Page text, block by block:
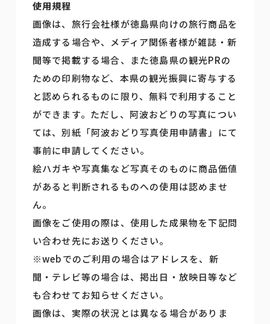
使用規程
画像は、旅行会社様が徳島県向けの旅行商品を
造成する場合や、メディア関係者様が雑誌・新
聞等で掲載する場合、また徳島県の観光PRの
ための印刷物など、本県の観光振興に寄与する
と認められるものに限り、無料で利用すること
ができます。ただし、阿波おどりの写真につい
ては、別紙「阿波おどり写真使用申請書」にて
事前に申請してください。
絵ハガキや写真集など写真そのものに商品価値
があると判断されるものへの使用は認めませ
ん。
画像をご使用の際は、使用した成果物を下記問
い合わせ先にお送りください。
※webでのご利用の場合はアドレスを、新
聞・テレビ等の場合は、掲出日・放映日等など
も合わせてお知らせください。
画像は、実際の状況とは異なる場合がありま